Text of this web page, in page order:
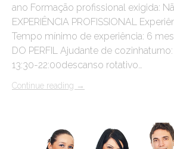
ano Formação profissional exigida:
EXPERIÊNCIA PROFISSIONAL
Tempo mínimo de experiência: 6
DO PERFIL Ajudante de
13:30-22:00descanso rotativo…
Continue reading →